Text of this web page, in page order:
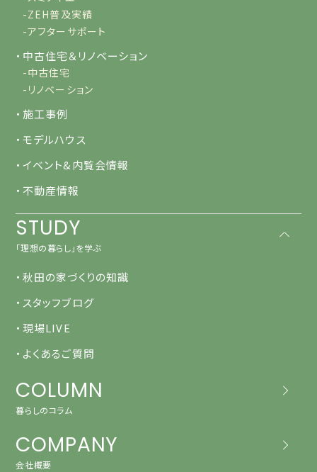
-ZEH普及実績
-アフターサポート
・中古住宅＆リノベーション
-中古住宅
-リノベーション
・施工事例
・モデルハウス
・イベント&内覧会情報
・不動産情報
STUDY
「理想の暮らし」を学ぶ
・秋田の家づくりの知識
・スタッフブログ
・現場LIVE
・よくあるご質問
COLUMN
暮らしのコラム
COMPANY
会社概要